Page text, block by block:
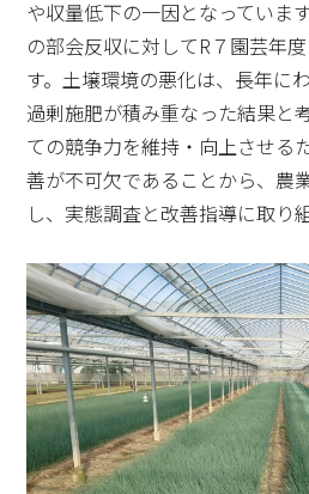
や収量低下の一因となっていま
の部会反収に対してR７園芸年
す。土壌環境の悪化は、長年に
過剰施肥が積み重なった結果と
ての競争力を維持・向上させる
善が不可欠であることから、農
し、実態調査と改善指導に取り